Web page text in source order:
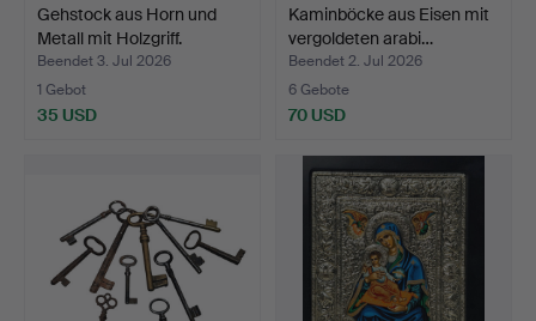
Gehstock aus Horn und
Metall mit Holzgriff.
Beendet 3. Jul 2026
1 Gebot
35 USD
Kaminböcke aus Eisen mit
vergoldeten arabi…
Beendet 2. Jul 2026
6 Gebote
70 USD